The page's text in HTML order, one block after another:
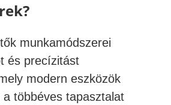
munkamódszerei
és precízitást
modern eszközök
a többéves tapasztalat